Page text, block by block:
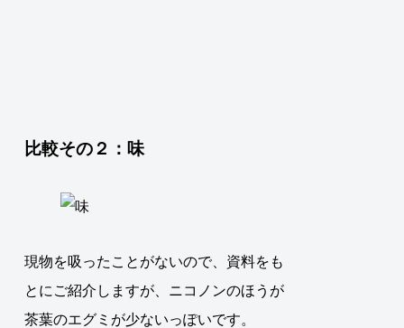
比較その２：味
現物を吸ったことがないので、資料をも
とにご紹介しますが、ニコノンのほうが
茶葉のエグミが少ないっぽいです。